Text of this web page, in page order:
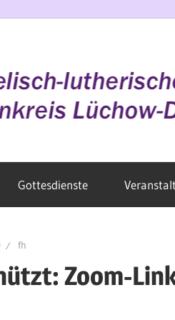
Gottesdienste
fh
Zoom-